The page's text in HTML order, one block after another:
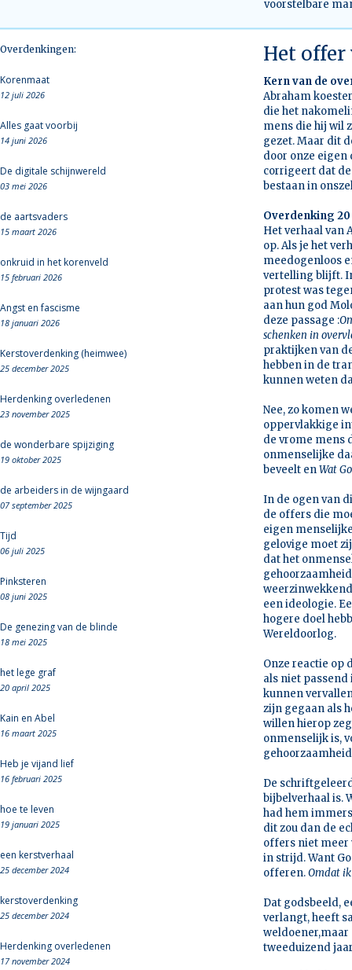
voorstelbare
Overdenkingen:
Korenmaat
12 juli 2026
Alles gaat voorbij
14 juni 2026
De digitale schijnwereld
03 mei 2026
de aartsvaders
15 maart 2026
onkruid in het korenveld
15 februari 2026
Angst en fascisme
18 januari 2026
Kerstoverdenking (heimwee)
25 december 2025
Herdenking overledenen
23 november 2025
de wonderbare spijziging
19 oktober 2025
de arbeiders in de wijngaard
07 september 2025
Tijd
06 juli 2025
Pinksteren
08 juni 2025
De genezing van de blinde
18 mei 2025
het lege graf
20 april 2025
Kain en Abel
16 maart 2025
Heb je vijand lief
16 februari 2025
hoe te leven
19 januari 2025
een kerstverhaal
25 december 2024
kerstoverdenking
25 december 2024
Herdenking overledenen
17 november 2024
Het offer
Kern van de
Abraham
die het
mens die hij wil
gezet. Maar dit
door onze eigen
corrigeert dat
bestaan in
Overdenking
Het verhaal van
op. Als je het
meedogenloos
vertelling blijft.
protest was
aan hun god
deze passage :
schenken in
praktijken van
hebben in de
kunnen weten
Nee, zo komen
oppervlakkige
de vrome mens
onmenselijke
beveelt enWat
In de ogen van
de offers die
eigen
gelovige moet
dat het
een ideologie.
hogere doel
Wereldoorlog.
Onze reactie op
als niet
kunnen
zijn gegaan als
willen hierop
onmenselijk is,
De
bijbelverhaal is.
had hem
dit zou dan de
offers niet meer
in strijd. Want
offeren.Omdat
Dat godsbeeld,
verlangt, heeft
weldoener,maar
tweeduizend